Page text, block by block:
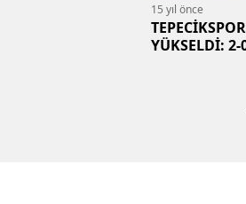
15 yıl önce
YÜKSELDİ: 2-